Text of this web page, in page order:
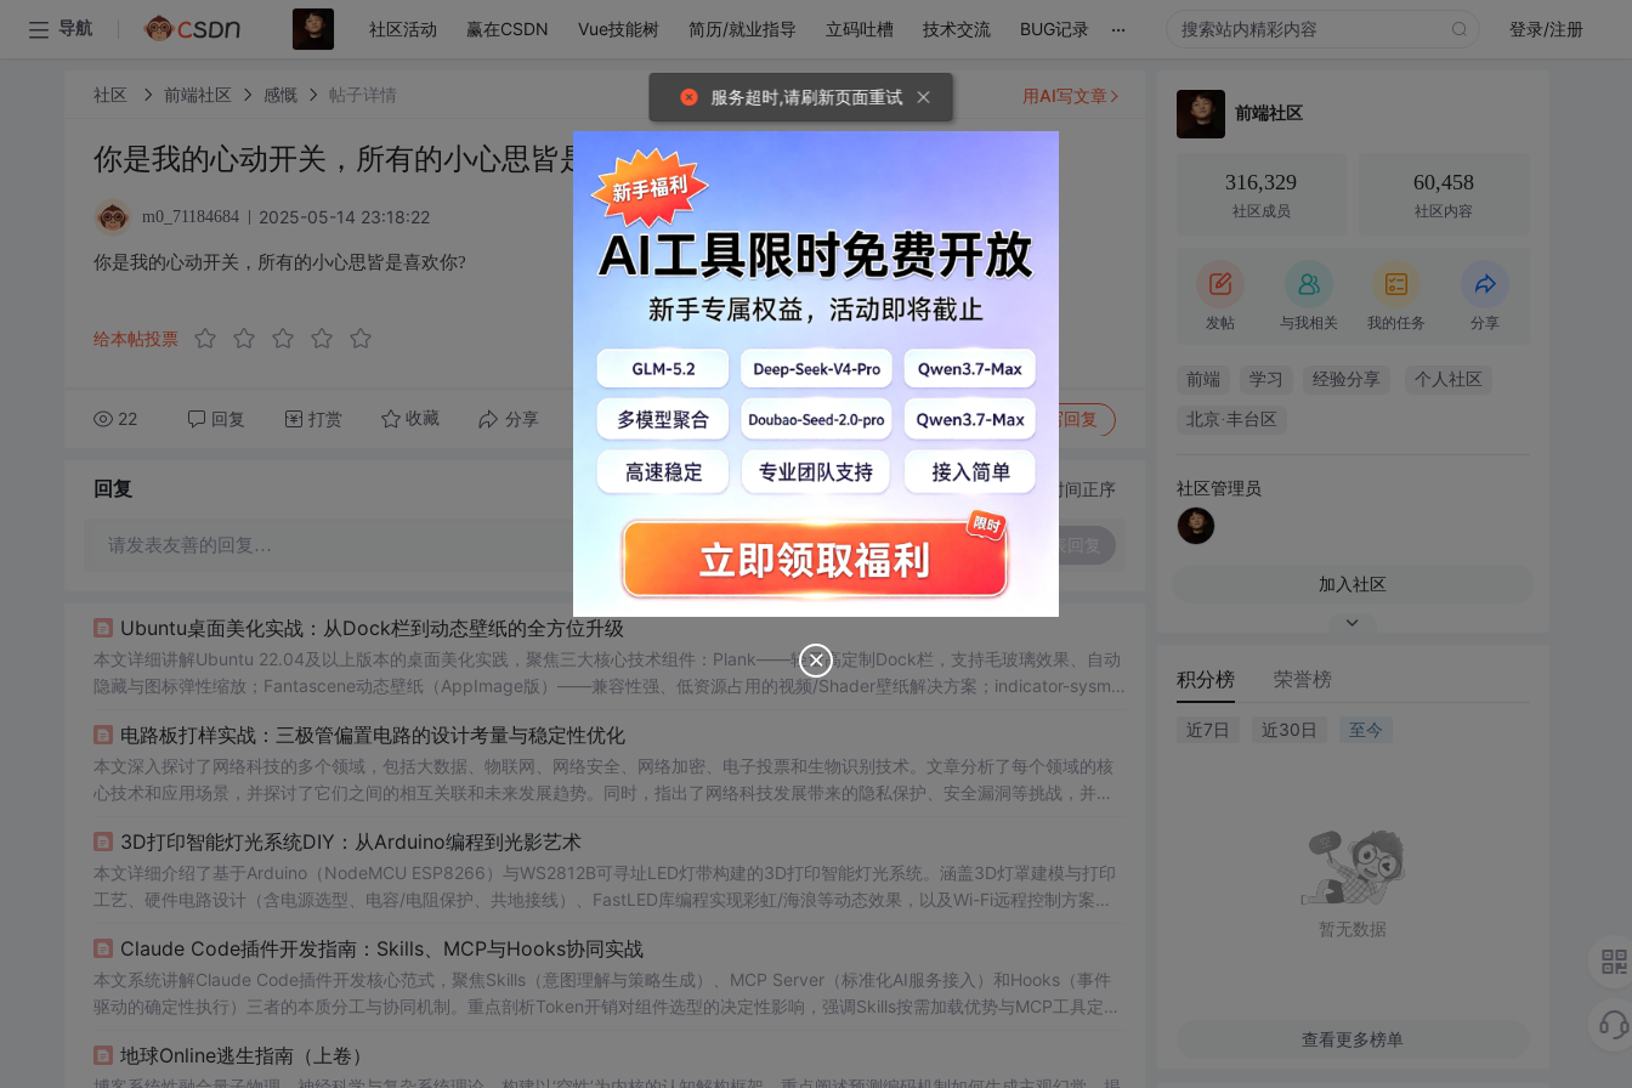
导航 社区活动 赢在CSDN Vue技能树 简历/就业指导 立码吐槽 技术交流 BUG记录 ... 登录/注册
社区 前端社区 感慨 帖子详情
你是我的心动开关，所有的小心思皆是喜欢你?
m0_71184684 2025-05-14 23:18:22
你是我的心动开关，所有的小心思皆是喜欢你?
给本帖投票
22 回复 打赏 收藏 分享 转发到动态 举报 写回复
用AI写文章
回复 切换为时间正序
请发表友善的回复…
Ubuntu桌面美化实战：从Dock栏到动态壁纸的全方位升级
本文详细讲解Ubuntu 22.04及以上版本的桌面美化实践，聚焦三大核心技术组件：Plank——轻量高定制Dock栏，支持毛玻璃效果、自动
隐藏与图标弹性缩放；Fantascene动态壁纸（AppImage版）——兼容性强、低资源占用的视频/Shader壁纸解决方案；indicator-sysmo
电路板打样实战：三极管偏置电路的设计考量与稳定性优化
本文深入探讨了网络科技的多个领域，包括大数据、物联网、网络安全、网络加密、电子投票和生物识别技术。文章分析了每个领域的核
心技术和应用场景，并探讨了它们之间的相互关联和未来发展趋势。同时，指出了网络科技发展带来的隐私保护、安全漏洞等挑战，并提
3D打印智能灯光系统DIY：从Arduino编程到光影艺术
本文详细介绍了基于Arduino（NodeMCU ESP8266）与WS2812B可寻址LED灯带构建的3D打印智能灯光系统。涵盖3D灯罩建模与打印
工艺、硬件电路设计（含电源选型、电容/电阻保护、共地接线）、FastLED库编程实现彩虹/海浪等动态效果，以及Wi-Fi远程控制方案。
Claude Code插件开发指南：Skills、MCP与Hooks协同实战
本文系统讲解Claude Code插件开发核心范式，聚焦Skills（意图理解与策略生成）、MCP Server（标准化AI服务接入）和Hooks（事件
驱动的确定性执行）三者的本质分工与协同机制。重点剖析Token开销对组件选型的决定性影响，强调Skills按需加载优势与MCP工具定义
地测试流程及project/user作用域实践策略。
地球Online逃生指南（上卷）
前端社区
316,329
社区成员
60,458
社区内容
发帖 与我相关 我的任务 分享
前端 学习 经验分享 个人社区
北京·丰台区
社区管理员
加入社区
积分榜 荣誉榜
近7日 近30日 至今
暂无数据
查看更多榜单
服务超时,请刷新页面重试